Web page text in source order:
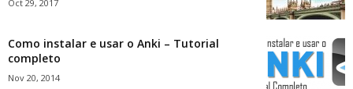
Oct 29, 2017
Como instalar e usar o Anki – Tutorial
completo
Nov 20, 2014